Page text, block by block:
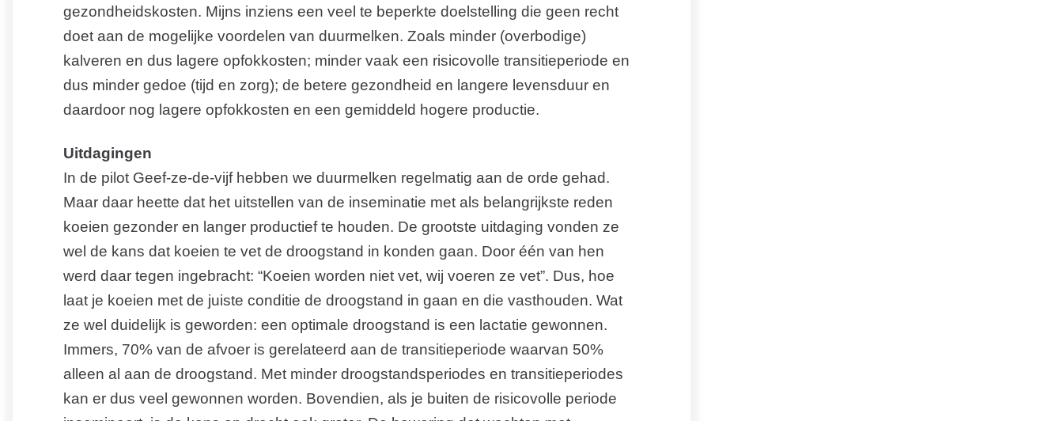
gezondheidskosten. Mijns inziens een veel te beperkte doelstelling die geen recht
doet aan de mogelijke voordelen van duurmelken. Zoals minder (overbodige)
kalveren en dus lagere opfokkosten; minder vaak een risicovolle transitieperiode en
dus minder gedoe (tijd en zorg); de betere gezondheid en langere levensduur en
daardoor nog lagere opfokkosten en een gemiddeld hogere productie.
Uitdagingen
In de pilot Geef-ze-de-vijf hebben we duurmelken regelmatig aan de orde gehad.
Maar daar heette dat het uitstellen van de inseminatie met als belangrijkste reden
koeien gezonder en langer productief te houden. De grootste uitdaging vonden ze
wel de kans dat koeien te vet de droogstand in konden gaan. Door één van hen
werd daar tegen ingebracht: “Koeien worden niet vet, wij voeren ze vet”. Dus, hoe
laat je koeien met de juiste conditie de droogstand in gaan en die vasthouden. Wat
ze wel duidelijk is geworden: een optimale droogstand is een lactatie gewonnen.
Immers, 70% van de afvoer is gerelateerd aan de transitieperiode waarvan 50%
alleen al aan de droogstand. Met minder droogstandsperiodes en transitieperiodes
kan er dus veel gewonnen worden. Bovendien, als je buiten de risicovolle periode